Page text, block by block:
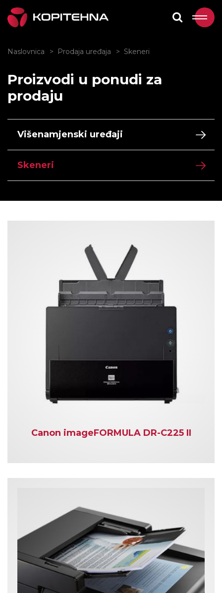
Naslovnica Prodaja uređaja Skeneri
Proizvodi u ponudi za
prodaju
Višenamjenski uređaji
Skeneri
Canon imageFORMULA DR-C225 II